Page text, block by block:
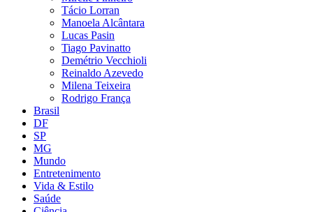
Tácio Lorran
Manoela Alcântara
Lucas Pasin
Tiago Pavinatto
Demétrio Vecchioli
Reinaldo Azevedo
Milena Teixeira
Rodrigo França
Brasil
DF
SP
MG
Mundo
Entretenimento
Vida & Estilo
Saúde